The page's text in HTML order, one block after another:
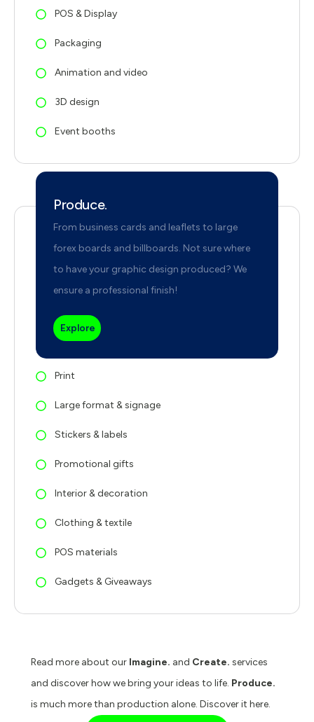
POS & Display
Packaging
Animation and video
3D design
Event booths
Produce.
From business cards and leaflets to large
forex boards and billboards. Not sure where
to have your graphic design produced? We
ensure a professional finish!
Explore
Print
Large format & signage
Stickers & labels
Promotional gifts
Interior & decoration
Clothing & textile
POS materials
Gadgets & Giveaways
Read more about our Imagine. and Create. services
and discover how we bring your ideas to life. Produce.
is much more than production alone. Discover it here.